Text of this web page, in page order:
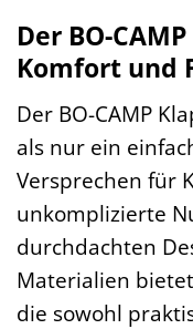
Der BO-
Komfort und
Der BO-CAMP
als nur ein
Versprechen für
unkomplizierte
durchdachten
Materialien
die sowohl